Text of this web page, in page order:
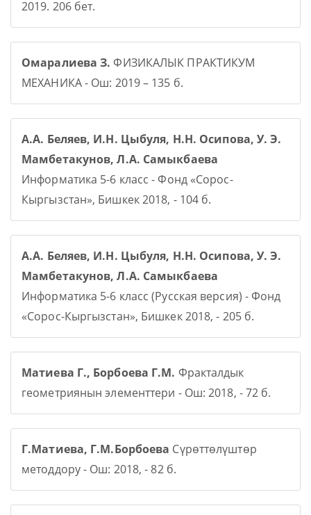
2019. 206 бет.
Омаралиева З. ФИЗИКАЛЫК ПРАКТИКУМ
МЕХАНИКА - Ош: 2019 – 135 б.
А.А. Беляев, И.Н. Цыбуля, Н.Н. Осипова, У. Э.
Мамбетакунов, Л.А. Самыкбаева
Информатика 5-6 класс - Фонд «Сорос-
Кыргызстан», Бишкек 2018, - 104 б.
А.А. Беляев, И.Н. Цыбуля, Н.Н. Осипова, У. Э.
Мамбетакунов, Л.А. Самыкбаева
Информатика 5-6 класс (Русская версия) - Фонд
«Сорос-Кыргызстан», Бишкек 2018, - 205 б.
Матиева Г., Борбоева Г.М. Фракталдык
геометриянын элементтери - Ош: 2018, - 72 б.
Г.Матиева, Г.М.Борбоева Сүрөттөлүштөр
методдору - Ош: 2018, - 82 б.